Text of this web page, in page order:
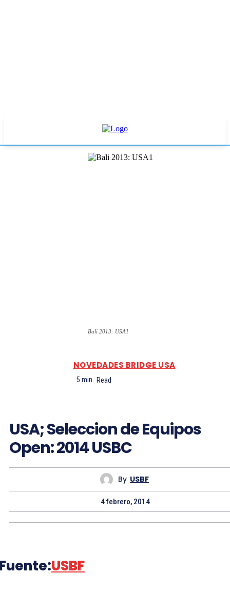
Bali 2013: USA1
NOVEDADES BRIDGE USA
5 min. Read
USA; Seleccion de Equipos
Open: 2014 USBC
By USBF
4 febrero, 2014
USBF